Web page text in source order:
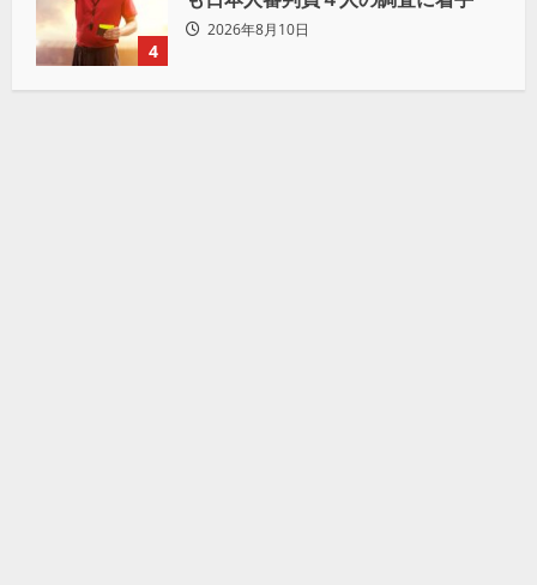
4
2026年8月10日